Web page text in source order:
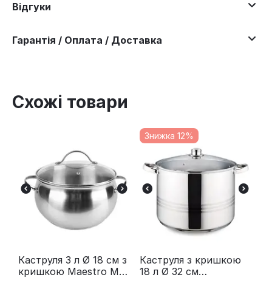
Відгуки
Гарантія / Оплата / Доставка
Схожі товари
Каструля 3 л Ø 18 см з
кришкою Maestro MR-
Знижка 12%
Каструля з кришкою
18 л Ø 32 см